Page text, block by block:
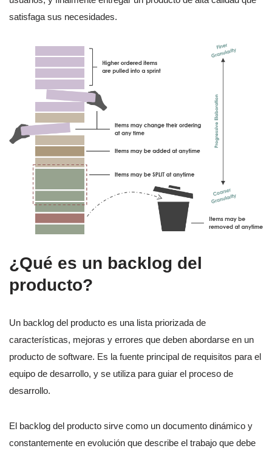
satisfaga sus necesidades.
¿Qué es un backlog del
producto?
Un backlog del producto es una lista priorizada de
características, mejoras y errores que deben abordarse en un
producto de software. Es la fuente principal de requisitos para el
equipo de desarrollo, y se utiliza para guiar el proceso de
desarrollo.
El backlog del producto sirve como un documento dinámico y
constantemente en evolución que describe el trabajo que debe